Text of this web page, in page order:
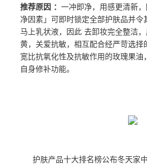
推荐原因 ：一冲即净，用感更清新
净因素」可即时锁定全部护肤品并
马上乳状液，因此 去卸妆完全整洁
黄，关爱抗敏，相互配合经严苛选
宽比抗氧化性及抗敏作用的玫瑰果
自身修补功能。
护肤产品十大排名榜公布冬天家